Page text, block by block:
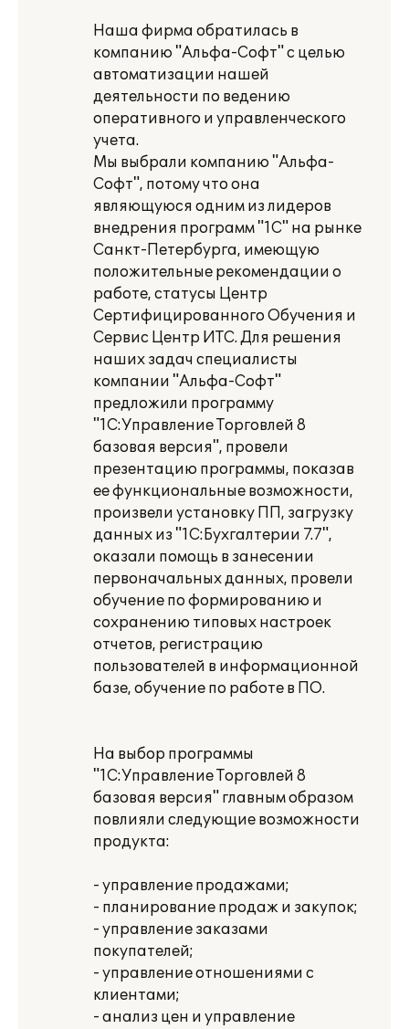
Наша фирма обратилась в
компанию "Альфа-Софт" с целью
автоматизации нашей
деятельности по ведению
оперативного и управленческого
учета.
Мы выбрали компанию "Альфа-
Софт", потому что она
являющуюся одним из лидеров
внедрения программ "1С" на рынке
Санкт-Петербурга, имеющую
положительные рекомендации о
работе, статусы Центр
Сертифицированного Обучения и
Сервис Центр ИТС. Для решения
наших задач специалисты
компании "Альфа-Софт"
предложили программу
"1С:Управление Торговлей 8
базовая версия", провели
презентацию программы, показав
ее функциональные возможности,
произвели установку ПП, загрузку
данных из "1С:Бухгалтерии 7.7",
оказали помощь в занесении
первоначальных данных, провели
обучение по формированию и
сохранению типовых настроек
отчетов, регистрацию
пользователей в информационной
базе, обучение по работе в ПО.
На выбор программы
"1С:Управление Торговлей 8
базовая версия" главным образом
повлияли следующие возможности
продукта:
- управление продажами;
- планирование продаж и закупок;
- управление заказами
покупателей;
- управление отношениями с
клиентами;
- анализ цен и управление